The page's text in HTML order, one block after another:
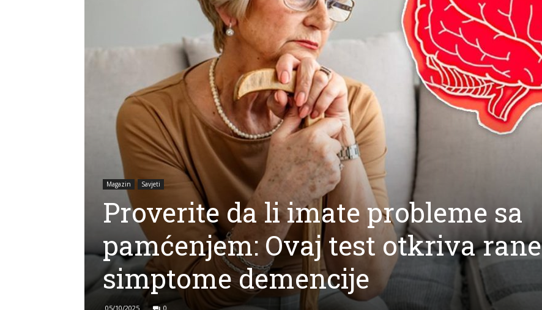
Magazin Savjeti
Proverite da li imate probleme sa
pamćenjem: Ovaj test otkriva rane
simptome demencije
05/10/2025 0